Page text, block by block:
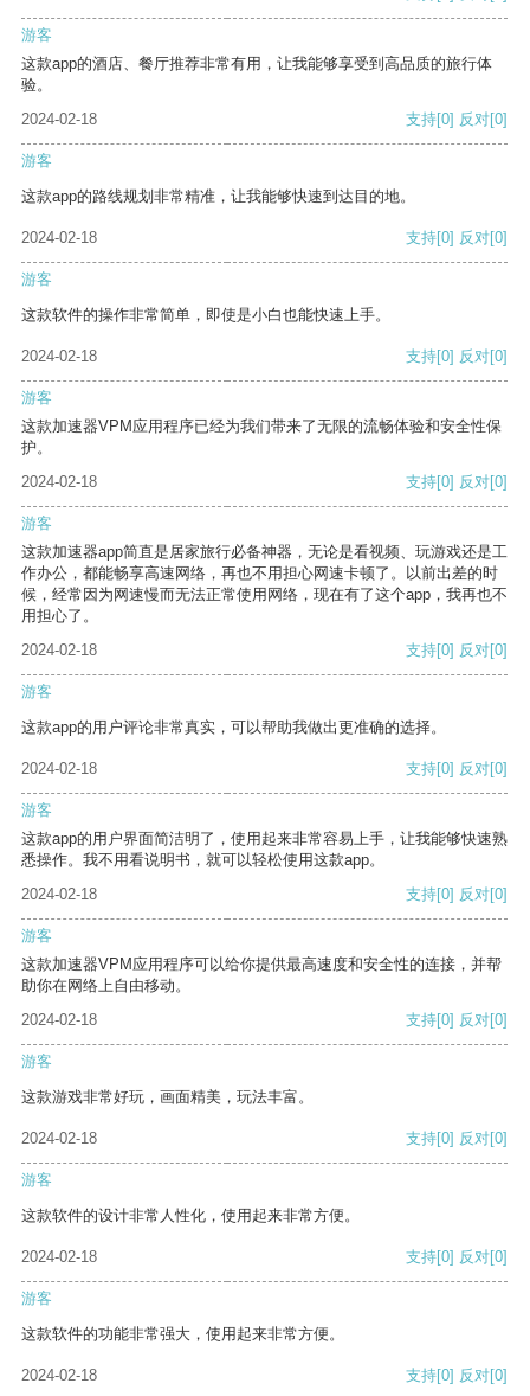
游客
这款app的酒店、餐厅推荐非常有用，让我能够享受到高品质的旅行体
验。
2024-02-18
支持[0] 反对[0]
游客
这款app的路线规划非常精准，让我能够快速到达目的地。
2024-02-18 支持[0] 反对[0]
游客
这款软件的操作非常简单，即使是小白也能快速上手。
2024-02-18 支持[0] 反对[0]
游客
这款加速器VPM应用程序已经为我们带来了无限的流畅体验和安全性保
护。
2024-02-18
支持[0] 反对[0]
游客
这款加速器app简直是居家旅行必备神器，无论是看视频、玩游戏还是工
作办公，都能畅享高速网络，再也不用担心网速卡顿了。以前出差的时
候，经常因为网速慢而无法正常使用网络，现在有了这个app，我再也不
用担心了。
2024-02-18
支持[0] 反对[0]
游客
这款app的用户评论非常真实，可以帮助我做出更准确的选择。
2024-02-18 支持[0] 反对[0]
游客
这款app的用户界面简洁明了，使用起来非常容易上手，让我能够快速熟
悉操作。我不用看说明书，就可以轻松使用这款app。
2024-02-18
支持[0] 反对[0]
游客
这款加速器VPM应用程序可以给你提供最高速度和安全性的连接，并帮
助你在网络上自由移动。
2024-02-18
支持[0] 反对[0]
游客
这款游戏非常好玩，画面精美，玩法丰富。
2024-02-18 支持[0] 反对[0]
游客
这款软件的设计非常人性化，使用起来非常方便。
2024-02-18 支持[0] 反对[0]
游客
这款软件的功能非常强大，使用起来非常方便。
2024-02-18 支持[0] 反对[0]